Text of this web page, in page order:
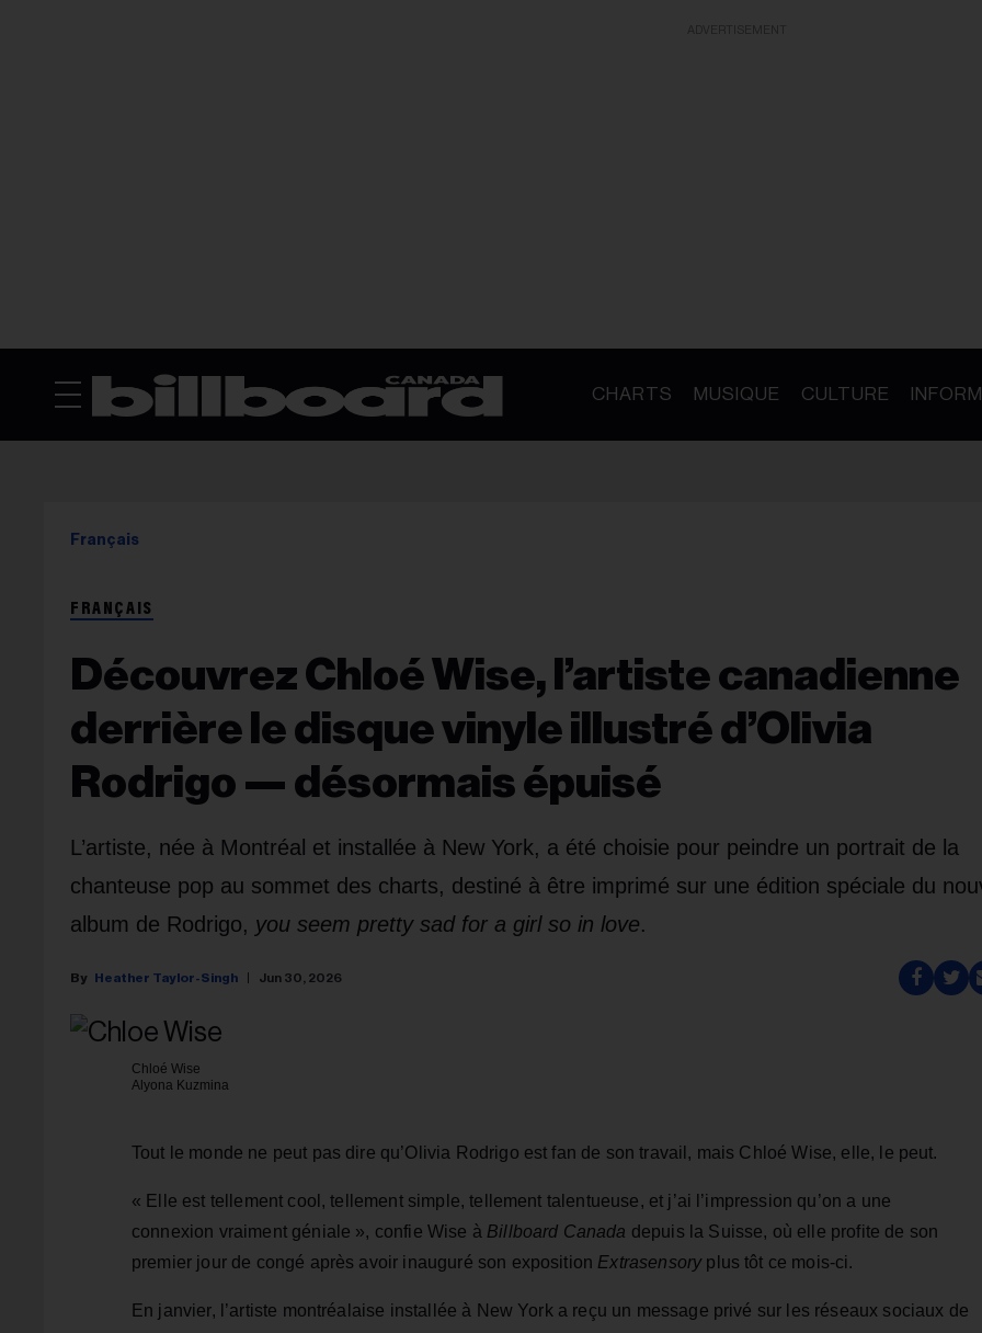
CHARTS MUSIQUE CULTURE
Français
FRANÇAIS
Découvrez Chloé Wise, l’artiste canadienne
derrière le disque vinyle illustré d’Olivia
Rodrigo — désormais épuisé
L’artiste, née à Montréal et installée à New York, a été choisie pour peindre un portrait de la
chanteuse pop au sommet des charts, destiné à être imprimé sur une édition spéciale du
album de Rodrigo, you seem pretty sad for a girl so in love.
Heather Taylor-Singh Jun 30, 2026
Chloé Wise
Alyona Kuzmina
Tout le monde ne peut pas dire qu’Olivia Rodrigo est fan de son travail, mais Chloé Wise, elle, le peut.
« Elle est tellement cool, tellement simple, tellement talentueuse, et j’ai l’impression qu’on a une
connexion vraiment géniale », confie Wise à Billboard Canada depuis la Suisse, où elle profite de son
premier jour de congé après avoir inauguré son exposition Extrasensoryplus tôt ce mois‑ci.
En janvier, l’artiste montréalaise installée à New York a reçu un message privé sur les réseaux sociaux de